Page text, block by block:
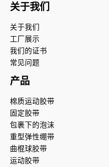
关于我们
关于我们
工厂展示
我们的证书
常见问题
产品
棉质运动胶带
固定胶带
包裹下的泡沫
重型弹性绷带
曲棍球胶带
运动胶带